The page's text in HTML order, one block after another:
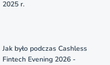
2025 r.
Jak było podczas Cashless
Fintech Evening 2026 -